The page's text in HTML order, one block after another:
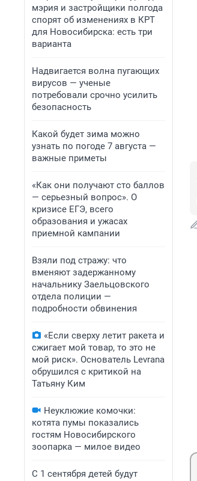
мэрия и застройщики полгода
спорят об изменениях в КРТ
для Новосибирска: есть три
варианта
Надвигается волна пугающих
вирусов — ученые
потребовали срочно усилить
безопасность
Какой будет зима можно
узнать по погоде 7 августа —
важные приметы
«Как они получают сто баллов
— серьезный вопрос». О
кризисе ЕГЭ, всего
образования и ужасах
приемной кампании
Взяли под стражу: что
вменяют задержанному
начальнику Заельцовского
отдела полиции —
подробности обвинения
«Если сверху летит ракета и
сжигает мой товар, то это не
мой риск». Основатель Levrana
обрушился с критикой на
Татьяну Ким
Неуклюжие комочки:
котята пумы показались
гостям Новосибирского
зоопарка — милое видео
С 1 сентября детей будут